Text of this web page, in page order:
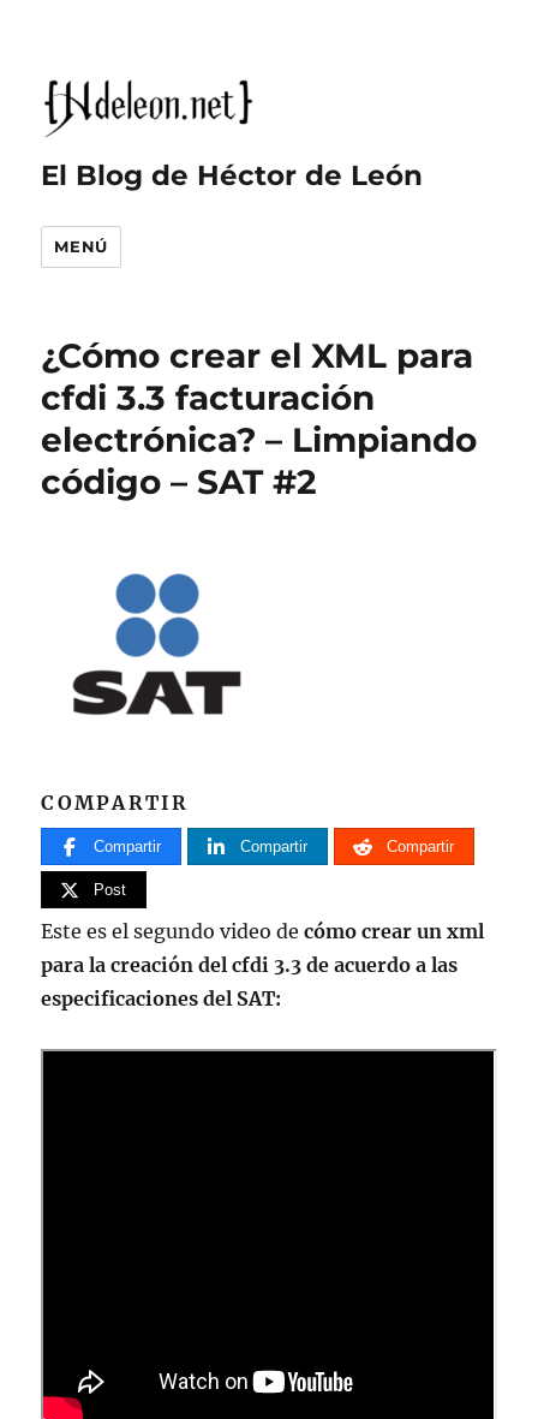
El Blog de Héctor de León
MENÚ
¿Cómo crear el XML para
cfdi 3.3 facturación
electrónica? – Limpiando
código – SAT #2
COMPARTIR
Compartir Compartir Compartir
Post
Este es el segundo video decómo crear un xml
para la creación del cfdi 3.3 de acuerdo a las
especificaciones del SAT: